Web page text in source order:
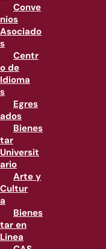
Conve
nios
Asociado
s
Centr
o de
Idioma
s
Egres
ados
Bienes
tar
Universit
ario
Arte y
Cultur
a
Bienes
tar en
Linea